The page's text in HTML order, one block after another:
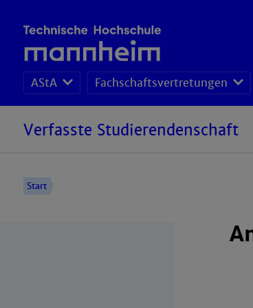
AStA Fachschaftsvertretungen
Verfasste Studierendenschaft
Start